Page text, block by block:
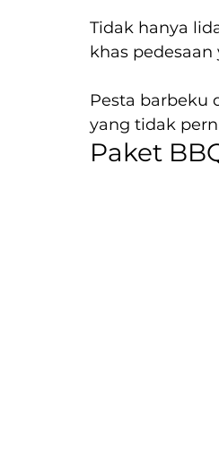
Tidak hanya
khas pedesaan
Pesta barbeku
yang tidak
Paket